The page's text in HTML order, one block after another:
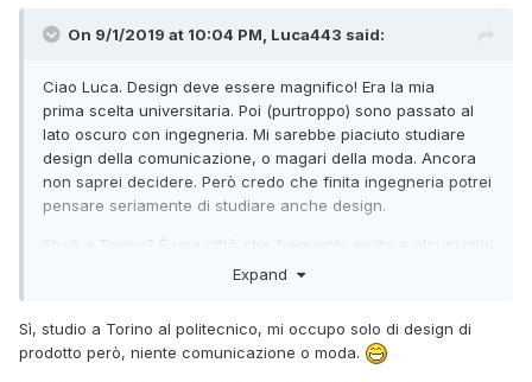
On 9/1/2019 at 10:04 PM, Luca443 said:
Ciao Luca. Design deve essere magnifico! Era la mia
prima scelta universitaria. Poi (purtroppo) sono passato al
lato oscuro con ingegneria. Mi sarebbe piaciuto studiare
design della comunicazione, o magari della moda. Ancora
non saprei decidere. Però credo che finita ingegneria potrei
pensare seriamente di studiare anche design.
Studi a Torino? É una città che frequento molto e alcuni miei
amici mi hanno parlato molto bene di design lí. Smentiscimi
per quanto riguarda la mia “carriera” artistica, sono ancora
Expand
Sì, studio a Torino al politecnico, mi occupo solo di design di
prodotto però, niente comunicazione o moda.